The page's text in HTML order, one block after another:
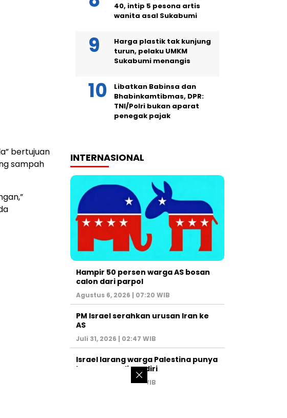
bertujuan
sampah
40, intip 5 pesona artis
wanita asal Sukabumi
Harga plastik tak kunjung
turun, pelaku UMKM
Sukabumi menangis
Libatkan Babinsa dan
Bhabinkamtibmas, DPR:
TNI/Polri bukan aparat
penegak pajak
INTERNASIONAL
Hampir 50 persen warga AS bosan
calon dari parpol
Agustus 6, 2026 | 07:20 WIB
PM Israel serahkan urusan Iran ke
AS
Juli 31, 2026 | 02:47 WIB
Israel larang warga Palestina punya
kamar mandi sendiri
Juli 22, 2026 | 14:50 WIB